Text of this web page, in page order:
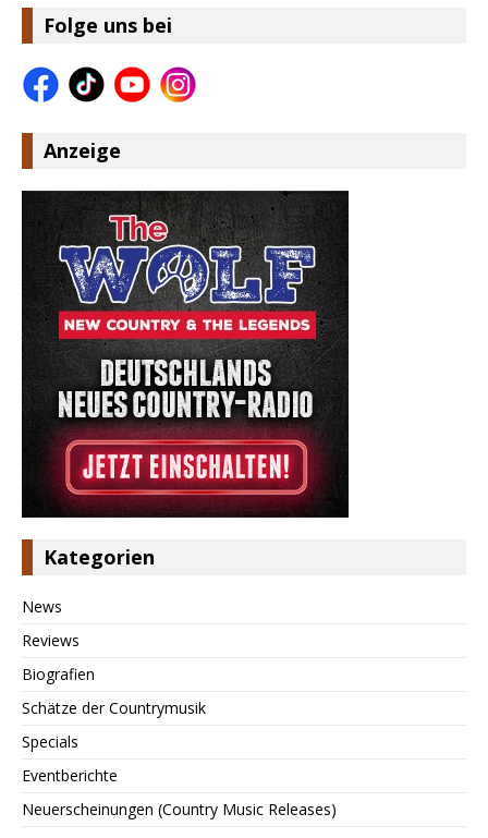
Folge uns bei
Anzeige
Kategorien
News
Reviews
Biografien
Schätze der Countrymusik
Specials
Eventberichte
Neuerscheinungen (Country Music Releases)